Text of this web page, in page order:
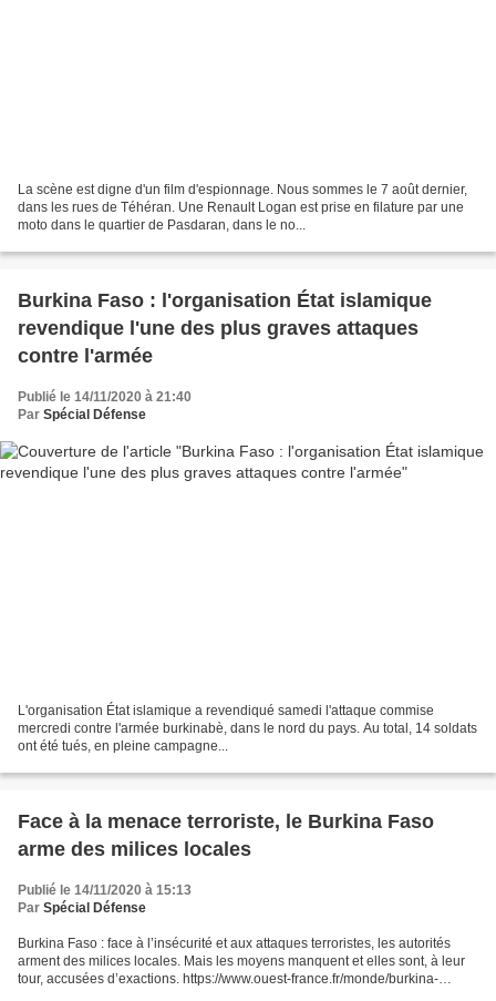
La scène est digne d'un film d'espionnage. Nous sommes le 7 août dernier,
dans les rues de Téhéran. Une Renault Logan est prise en filature par une
moto dans le quartier de Pasdaran, dans le no...
Burkina Faso : l'organisation État islamique
revendique l'une des plus graves attaques
contre l'armée
Publié le 14/11/2020 à 21:40
Par Spécial Défense
L'organisation État islamique a revendiqué samedi l'attaque commise
mercredi contre l'armée burkinabè, dans le nord du pays. Au total, 14 soldats
ont été tués, en pleine campagne...
Face à la menace terroriste, le Burkina Faso
arme des milices locales
Publié le 14/11/2020 à 15:13
Par Spécial Défense
Burkina Faso : face à l’insécurité et aux attaques terroristes, les autorités
arment des milices locales. Mais les moyens manquent et elles sont, à leur
tour, accusées d’exactions. https://www.ouest-france.fr/monde/burkina-